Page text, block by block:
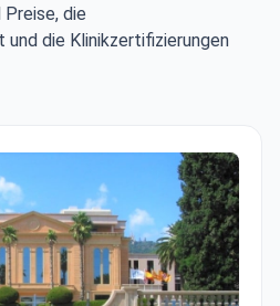
die
die Klinikzertifizierungen